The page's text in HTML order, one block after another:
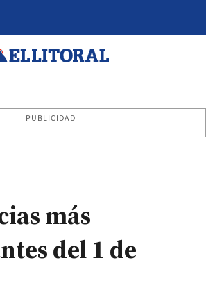
PUBLICIDAD
más
del 1 de